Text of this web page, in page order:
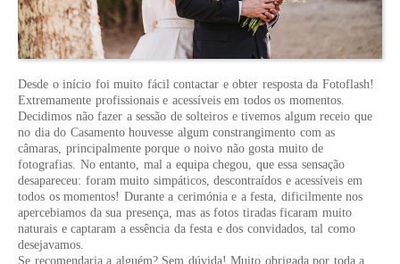
Desde o início foi muito fácil contactar e obter resposta da Fotoflash!
Extremamente profissionais e acessíveis em todos os momentos.
Decidimos não fazer a sessão de solteiros e tivemos algum receio que
no dia do Casamento houvesse algum constrangimento com as
câmaras, principalmente porque o noivo não gosta muito de
fotografias. No entanto, mal a equipa chegou, que essa sensação
desapareceu: foram muito simpáticos, descontraídos e acessíveis em
todos os momentos! Durante a cerimónia e a festa, dificilmente nos
apercebiamos da sua presença, mas as fotos tiradas ficaram muito
naturais e captaram a essência da festa e dos convidados, tal como
desejavamos.
Se recomendaria a alguém? Sem dúvida! Muito obrigada por toda a